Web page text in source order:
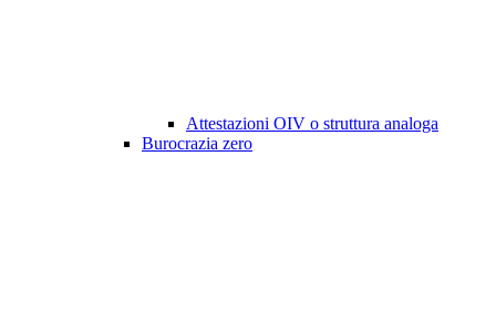
Attestazioni OIV o struttura analoga
Burocrazia zero